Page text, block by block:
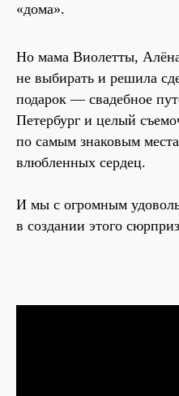
«дома».
Но мама Виолетты,
не выбирать и решила
подарок — свадебное
Петербург и целый
по самым знаковым
влюбленных сердец.
И мы с огромным
в создании этого